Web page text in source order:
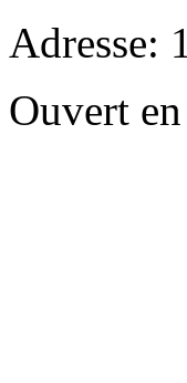
Adresse:
Ouvert